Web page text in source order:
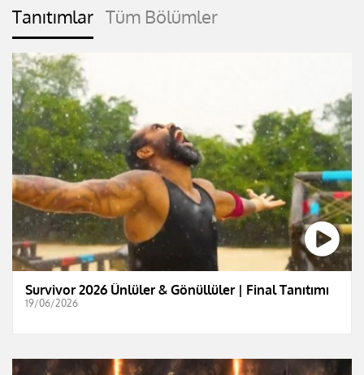
Tanıtımlar Tüm Bölümler
Survivor 2026 Ünlüler & Gönüllüler | Final Tanıtımı
19/06/2026